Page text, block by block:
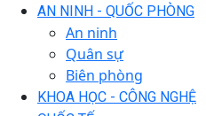
AN NINH - QUỐC PHÒNG
An ninh
Quân sự
Biên phòng
KHOA HỌC - CÔNG NGHỆ